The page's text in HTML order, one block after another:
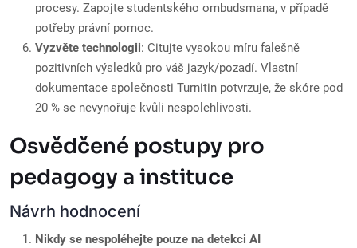
procesy. Zapojte studentského ombudsmana, v případě
potřeby právní pomoc.
Vyzvěte technologii: Citujte vysokou míru falešně
pozitivních výsledků pro váš jazyk/pozadí. Vlastní
dokumentace společnosti Turnitin potvrzuje, že skóre pod
20 % se nevynořuje kvůli nespolehlivosti.
Osvědčené postupy pro
pedagogy a instituce
Návrh hodnocení
Nikdy se nespoléhejte pouze na detekci AI